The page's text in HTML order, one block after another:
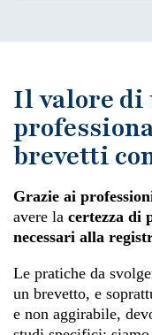
Il valore di
brevetti
Grazie ai
avere la certezza di
necessari alla
Le pratiche da
un brevetto, e
e non aggirabile,